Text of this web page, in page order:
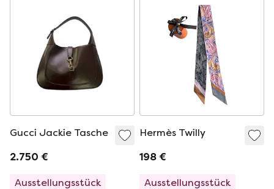
Gucci Jackie Tasche
2.750 €
Ausstellungsstück
Hermès Twilly
198 €
Ausstellungsstück